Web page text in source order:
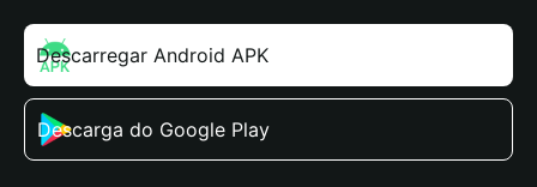
Descarregar Android APK
Descarga do Google Play